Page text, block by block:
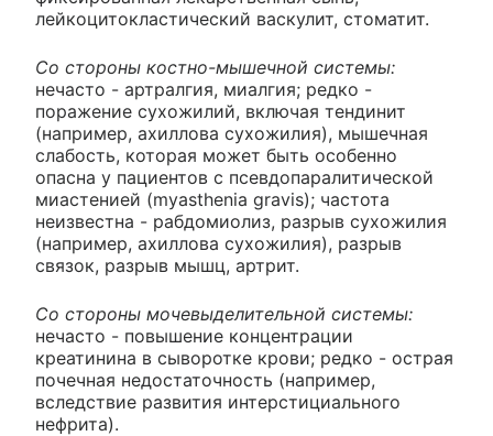
лейкоцитокластический васкулит, стоматит.
Со стороны костно-мышечной системы:
нечасто - артралгия, миалгия; редко -
поражение сухожилий, включая тендинит
(например, ахиллова сухожилия), мышечная
слабость, которая может быть особенно
опасна у пациентов с псевдопаралитической
миастенией (myasthenia gravis); частота
неизвестна - рабдомиолиз, разрыв сухожилия
(например, ахиллова сухожилия), разрыв
связок, разрыв мышц, артрит.
Со стороны мочевыделительной системы:
нечасто - повышение концентрации
креатинина в сыворотке крови; редко - острая
почечная недостаточность (например,
вследствие развития интерстициального
нефрита).